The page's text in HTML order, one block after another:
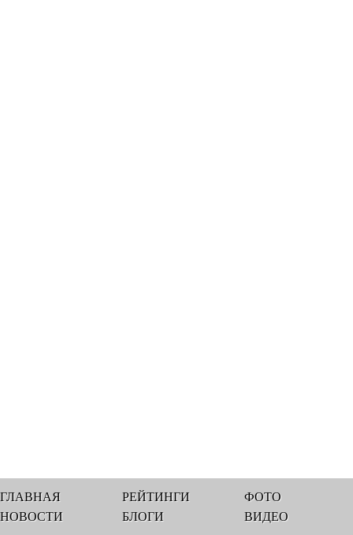
ГЛАВНАЯ
НОВОСТИ
РЕЙТИНГИ
БЛОГИ
ФОТО
ВИДЕО